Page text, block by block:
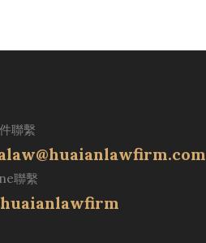
聯繫
聯繫